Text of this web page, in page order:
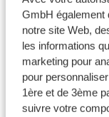
GmbH également
notre site Web,
les informations
marketing pour
pour
1ère et de 3ème
suivre votre